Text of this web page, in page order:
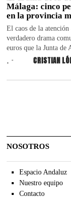
Málaga: cinco
en la provincia
El caos de la
verdadero drama
euros que la Junta de
. CRISTIAN
NOSOTROS
Espacio Andaluz
Nuestro equipo
Contacto